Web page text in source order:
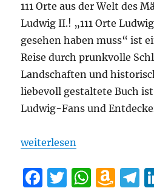
111 Orte aus der Welt des
Ludwig II.! „111 Orte
gesehen haben muss“ ist
Reise durch prunkvolle
Landschaften und
liebevoll gestaltete Buch
Ludwig-Fans und
„„111 Orte Ludwigs II., die
weiterlesen
F
T
W A
T